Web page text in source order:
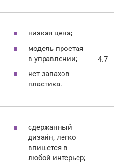
низкая цена;
модель простая
в управлении;
нет запахов
пластика.
4.7
сдержанный
дизайн, легко
впишется в
любой интерьер;